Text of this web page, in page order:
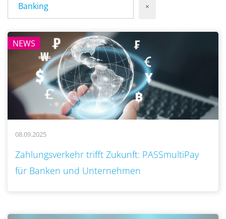
Banking ×
NEWS
08.09.2025
Zahlungsverkehr trifft Zukunft: PASSmultiPay
für Banken und Unternehmen